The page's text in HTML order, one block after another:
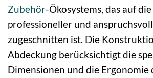
Zubehör-Ökosystems, das auf
professioneller und
zugeschnitten ist. Die
Abdeckung berücksichtigt die
Dimensionen und die Ergonomie